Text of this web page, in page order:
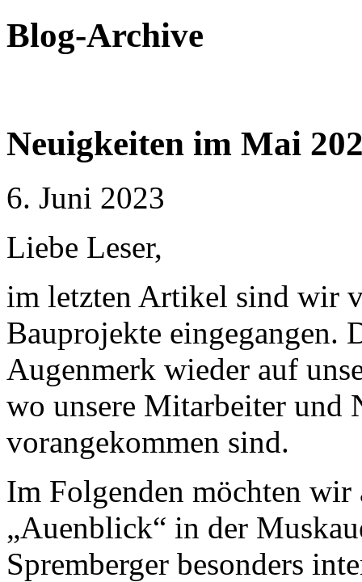
Blog-Archive
Neuigkeiten im Mai
6. Juni 2023
Liebe Leser,
im letzten Artikel sind wir
Bauprojekte eingegangen.
Augenmerk wieder auf
wo unsere Mitarbeiter und
vorangekommen sind.
Im Folgenden möchten wir
„Auenblick“ in der
Spremberger besonders